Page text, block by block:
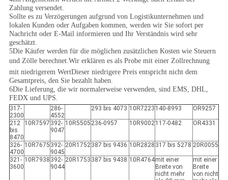
Zahlung versendet.
Sollte es zu Verzögerungen aufgrund von Logistikunternehmen und
lokalen Kunden oder Aufgaben kommen, werden wir Sie sofort per
Nachricht oder E-Mail informieren und Ihr Verständnis wird sehr
geschätzt.
5Die Käufer werden für die möglichen zusätzlichen Kosten wie Steuern
und Zölle berechnet.Wir erklären es als Probe mit einer Zollrechnung
mit niedrigerem WertDieser niedrigere Preis entspricht nicht dem
Gesamtpreis, den Sie bezahlt haben.
6Die Lieferung, die wir normalerweise verwenden, sind EMS, DHL,
FEDX und UPS.
317-
2300
286-
4552
293 bis 4073 10R7223 140-8993 OR9257
212
bis
8470
10R7597 392-
9047
10R5505 236-0957 10R9002117-0482 OR4331
326-
4700
10R7675 392-
9045
20R1752387 bis 9436 10R2828 317 bis 5278 20R0055
321-
3600
10R7938 392-
9044
20R1753 387 bis 9438 10R4764mit einer
Breite von
nicht mehr
mit einer
Breite
von nicht